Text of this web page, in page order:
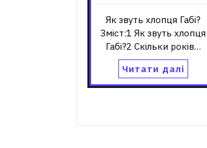
Як звуть хлопця Габі?
Зміст:1 Як звуть хлопця
Габі?2 Скільки років…
Читати далі